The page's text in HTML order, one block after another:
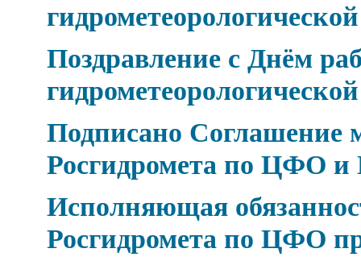
Поздравление с Днём
Подписано Соглашение
Росгидромета по ЦФО
Исполняющая
Росгидромета по ЦФО